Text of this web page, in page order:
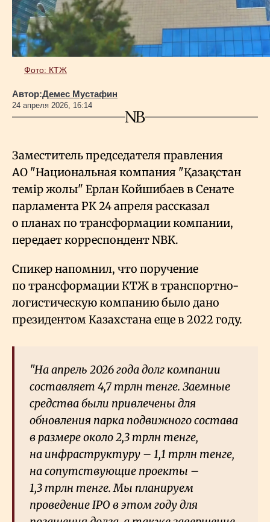
Геополитика
Исследования
Люди
О нас
Все новости
Фото: КТЖ
Автор:Демес Мустафин
24 апреля 2026, 16:14
Заместитель председателя правления
АО "Национальная компания "Қазақстан
темір жолы" Ерлан Койшибаев в Сенате
парламента РК 24 апреля рассказал
о планах по трансформации компании,
передает корреспондент NBK.
Спикер напомнил, что поручение
по трансформации КТЖ в транспортно-
логистическую компанию было дано
президентом Казахстана еще в 2022 году.
"На апрель 2026 года долг компании
составляет 4,7 трлн тенге. Заемные
средства были привлечены для
обновления парка подвижного состава
в размере около 2,3 трлн тенге,
на инфраструктуру – 1,1 трлн тенге,
на сопутствующие проекты –
1,3 трлн тенге. Мы планируем
проведение IPO в этом году для